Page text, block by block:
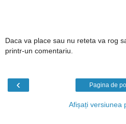
Daca va place sau nu reteta va rog
printr-un comentariu.
‹ Pagina de
Afișați versiunea